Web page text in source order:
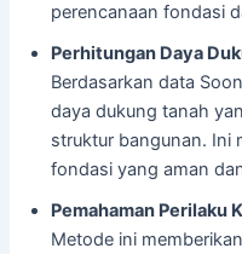
perencanaan fondasi
Perhitungan Daya
Berdasarkan data
daya dukung tanah
struktur bangunan. Ini
fondasi yang aman
Pemahaman Perilaku
Metode ini